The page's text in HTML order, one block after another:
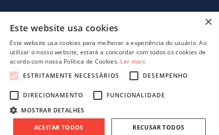
INÍCIO EMPRESA SERVIÇOS
projeto 46082 - GreenShoes 4.0 projeto 38470 - ADDITIVE.PIM
×
Este website usa cookies
Este website usa cookies para melhorar a experiência do usuário. Ao
utilizar o nosso website, estará a concordar com todos os cookies de
acordo com nossa Política de Cookies. Ler mais
ESTRITAMENTE NECESSÁRIOS
DESEMPENHO
DIRECIONAMENTO
FUNCIONALIDADE
MOSTRAR DETALHES
ACEITAR TODOS RECUSAR TODOS